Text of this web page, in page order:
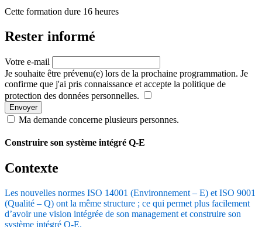
Cette formation dure 16 heures
Rester informé
Votre e-mail
Je souhaite être prévenu(e) lors de la prochaine programmation. Je
confirme que j'ai pris connaissance et accepte la politique de
protection des données personnelles.
Envoyer
Ma demande concerne plusieurs personnes.
Construire son système intégré Q-E
Contexte
Les nouvelles normes ISO 14001 (Environnement – E) et ISO 9001
(Qualité – Q) ont la même structure ; ce qui permet plus facilement
d’avoir une vision intégrée de son management et construire son
système intégré Q-E.